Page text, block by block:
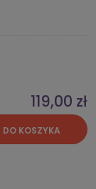
119,00 zł
DO KOSZYKA